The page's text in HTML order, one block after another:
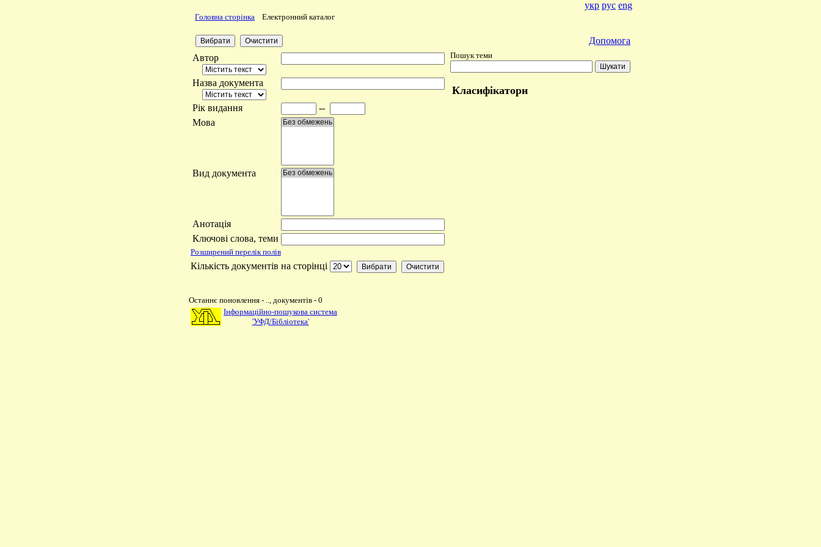
укр рус eng
Головна сторінка Електронний каталог
Допомога
Автор
Назва документа
Рік видання
--
Мова
Вид документа
Анотація
Ключові слова, теми
Розширений перелік полів
Пошук теми
Класифікатори
Кількість документів на сторінці
Останнє поновлення - .., документів - 0
Інформаційно-пошукова система
'УФД/Бібліотека'